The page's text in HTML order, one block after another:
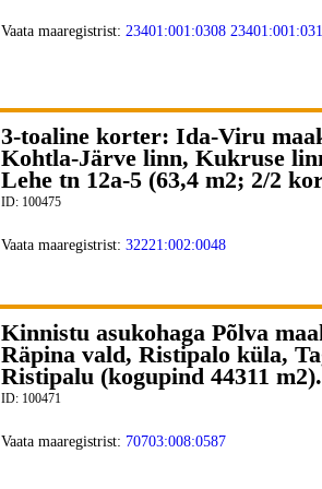
Vaata maaregistrist: 23401:001:0308
3-toaline korter: Ida-Viru
Kohtla-Järve linn, Kukruse
Lehe tn 12a-5 (63,4 m2; 2/2
ID: 100475
Vaata maaregistrist: 32221:002:0048
Kinnistu asukohaga Põlva
Räpina vald, Ristipalo küla,
Ristipalu (kogupind 44311 m2).
ID: 100471
Vaata maaregistrist: 70703:008:0587